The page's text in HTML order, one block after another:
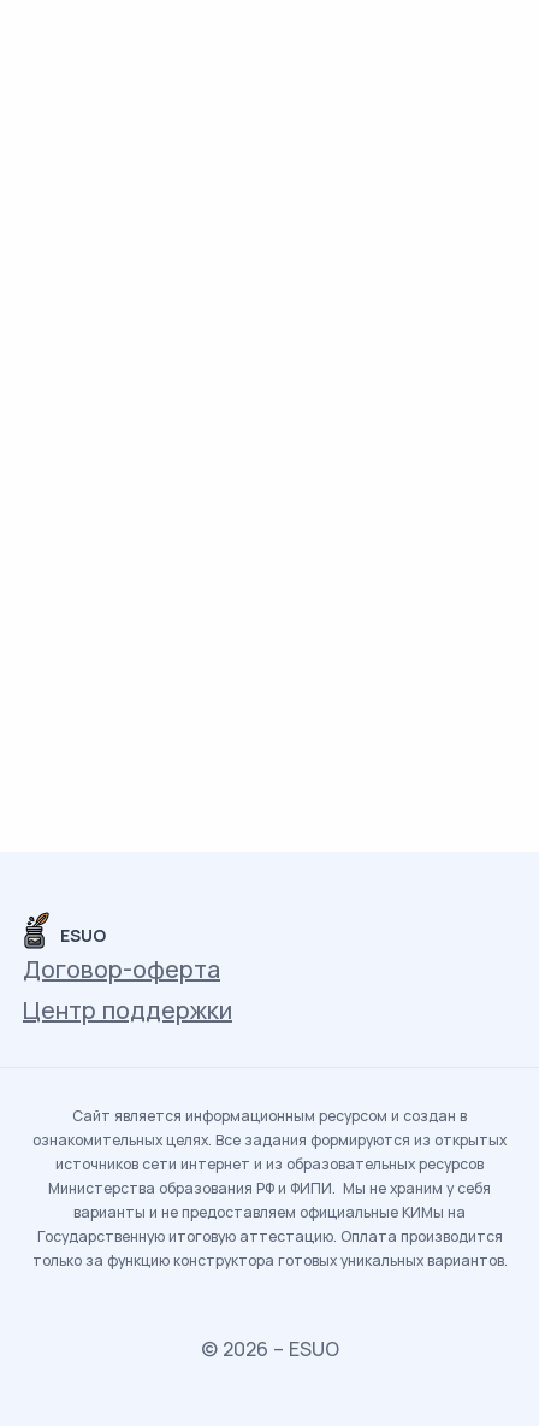
ESUO
Договор-оферта
Центр поддержки
Сайт является информационным ресурсом и создан в
ознакомительных целях. Все задания формируются из открытых
источников сети интернет и из образовательных ресурсов
Министерства образования РФ и ФИПИ. Мы не храним у себя
варианты и не предоставляем официальные КИМы на
Государственную итоговую аттестацию. Оплата производится
только за функцию конструктора готовых уникальных вариантов.
© 2026 – ESUO